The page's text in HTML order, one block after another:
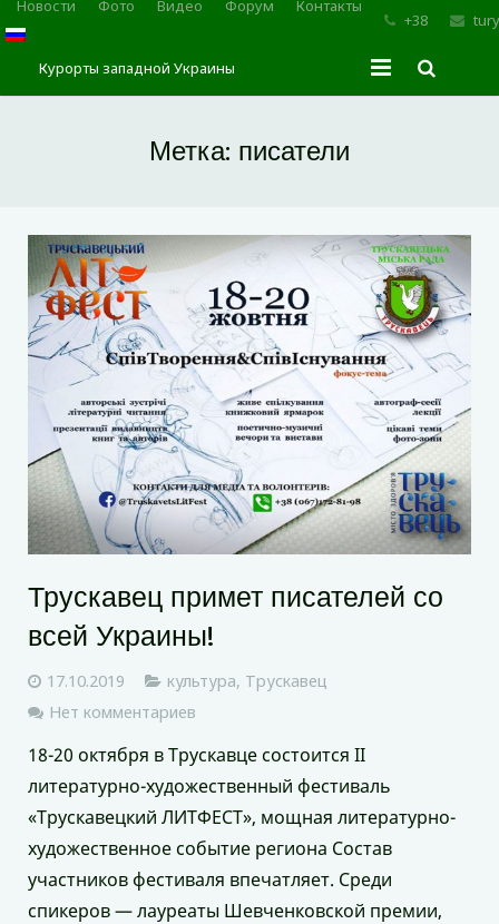
Новости Фото Видео Форум Контакты
+38
Курорты западной Украины
Моршин
Карпаты
Метка: писатели
Трускавец примет писателей со
всей Украины!
17.10.2019 культура, Трускавец
Нет комментариев
18-20 октября в Трускавце состоится II
литературно-художественный фестиваль
«Трускавецкий ЛИТФЕСТ», мощная литературно-
художественное событие региона Состав
участников фестиваля впечатляет. Среди
спикеров — лауреаты Шевченковской премии,